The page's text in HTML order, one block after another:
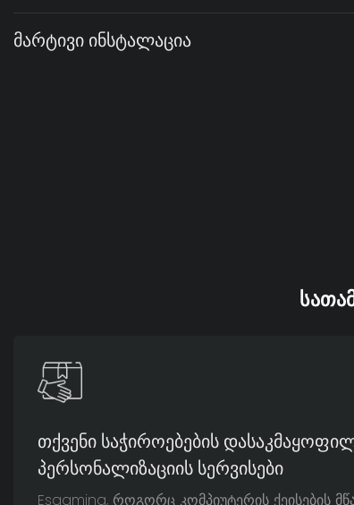
Მარტივი Ინსტალაცია
Თქვენი Საჭიროებების
Პერსონალიზაციის Სერვისები
Esgaming, როგორც კომპიუტერის ქეისების